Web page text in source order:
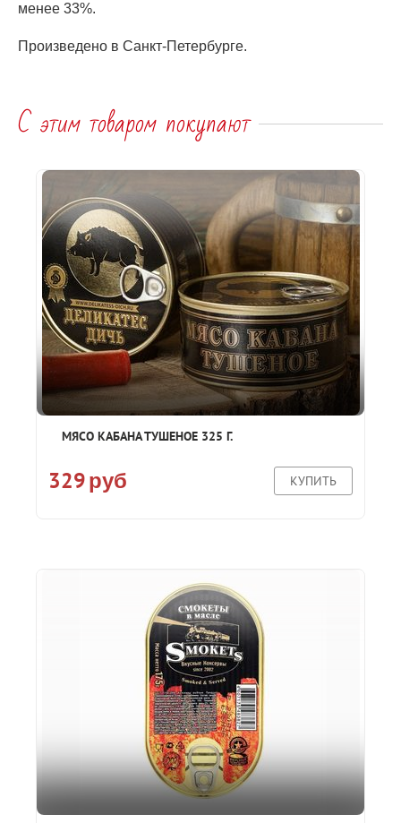
менее 33%.
Произведено в Санкт-Петербурге.
С этим товаром покупают
МЯСО КАБАНА ТУШЕНОЕ 325 Г.
329 руб КУПИТЬ